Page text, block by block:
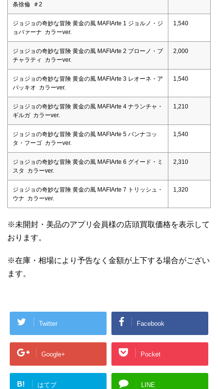
条徐倫 ＃2
ジョジョの奇妙な冒険 黄金の風 MAFIArte 1 ジョルノ・ジ
ョバァーナ カラーver.
1,540
ジョジョの奇妙な冒険 黄金の風 MAFIArte 2 ブローノ・ブ
チャラティ カラーver.
2,000
ジョジョの奇妙な冒険 黄金の風 MAFIArte 3 レオーネ・ア
バッキオ カラーver.
1,540
ジョジョの奇妙な冒険 黄金の風 MAFIArte 4 ナランチャ・
ギルガ カラーver.
1,210
ジョジョの奇妙な冒険 黄金の風 MAFIArte 5 パンナコッ
タ・フーゴ カラーver.
1,540
ジョジョの奇妙な冒険 黄金の風 MAFIArte 6 グイード・ミ
スタ カラーver.
2,310
ジョジョの奇妙な冒険 黄金の風 MAFIArte 7 トリッシュ・
ウナ カラーver.
1,320
※未開封・美品のアプリ会員様の店頭買取価格を表示して
おります。
※在庫・相場により予告なく金額が上下する場合がござい
ます。
Twitter Facebook
Google+ Pocket
B! はてブ LINE